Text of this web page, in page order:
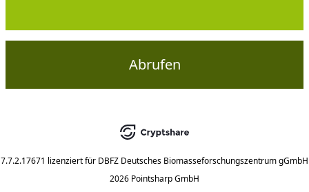
Abrufen
7.7.2.17671 lizenziert für DBFZ Deutsches Biomasseforschungszentrum gGmbH
2026 Pointsharp GmbH